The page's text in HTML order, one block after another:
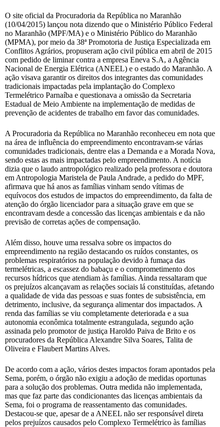
O site oficial da Procuradoria da República no Maranhão
(10/04/2015) lançou nota dizendo que o Ministério Público Federal
no Maranhão (MPF/MA) e o Ministério Público do Maranhão
(MPMA), por meio da 38ª Promotoria de Justiça Especializada em
Conflitos Agrários, propuseram ação civil pública em abril de 2015
com pedido de liminar contra a empresa Eneva S.A, a Agência
Nacional de Energia Elétrica (ANEEL) e o estado do Maranhão. A
ação visava garantir os direitos dos integrantes das comunidades
tradicionais impactadas pela implantação do Complexo
Termelétrico Parnaíba e questionava a omissão da Secretaria
Estadual de Meio Ambiente na implementação de medidas de
prevenção de acidentes de trabalho em favor das comunidades.
A Procuradoria da República no Maranhão reconheceu em nota que
na área de influência do empreendimento encontravam-se várias
comunidades tradicionais, dentre elas a Demanda e a Morada Nova,
sendo estas as mais impactadas pelo empreendimento. A notícia
dizia que o laudo antropológico realizado pela professora e doutora
em Antropologia Maristela de Paula Andrade, a pedido do MPF,
afirmava que há anos as famílias vinham sendo vítimas de
equívocos dos estudos de impactos do empreendimento, da falta de
atenção do órgão licenciador para a situação grave em que se
encontravam desde a concessão das licenças ambientais e da não
previsão de corretas ações de compensação.
Além disso, houve uma ressalva sobre os impactos do
empreendimento na região destacando os ruídos constantes, os
problemas respiratórios na população devido à fumaça das
termelétricas, a escassez do babaçu e o comprometimento dos
recursos hídricos que atendiam às famílias. Ainda ressaltaram que
os prejuízos alcançavam as relações sociais lá constituídas, afetando
a qualidade de vida das pessoas e suas fontes de subsistência, em
detrimento, inclusive, da segurança alimentar dos impactados. A
renda das famílias se viu completamente deteriorada e a sua
autonomia econômica totalmente estrangulada, segundo ação
assinada pelo promotor de justiça Haroldo Paiva de Brito e os
procuradores da República Alexandre Silva Soares, Talita de
Oliveira e Flaubert Martins Alves.
De acordo com a ação, vários destes impactos foram apontados pela
Sema, porém, o órgão não exigiu a adoção de medidas oportunas
para a solução dos problemas. Outra medida não implementada,
mas que faz parte das condicionantes das licenças ambientais da
Sema, foi o programa de reassentamento das comunidades.
Destacou-se que, apesar de a ANEEL não ser responsável direta
pelos prejuízos causados pelo Complexo Termelétrico às famílias